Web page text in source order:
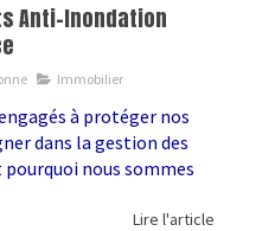
Anti-Inondation
Immobilier
à protéger nos
dans la gestion des
nous sommes
Lire l'article